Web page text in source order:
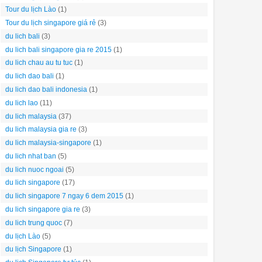
Tour du lịch Lào (1)
Tour du lịch singapore giá rẻ (3)
du lich bali (3)
du lich bali singapore gia re 2015 (1)
du lich chau au tu tuc (1)
du lich dao bali (1)
du lich dao bali indonesia (1)
du lich lao (11)
du lich malaysia (37)
du lich malaysia gia re (3)
du lich malaysia-singapore (1)
du lich nhat ban (5)
du lich nuoc ngoai (5)
du lich singapore (17)
du lich singapore 7 ngay 6 dem 2015 (1)
du lich singapore gia re (3)
du lich trung quoc (7)
du lịch Lào (5)
du lịch Singapore (1)